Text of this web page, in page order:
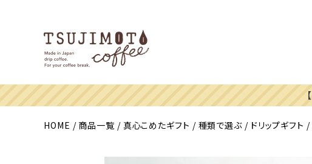
HOME 商品一覧 真心こめたギフト 種類で選ぶ ドリップギフト